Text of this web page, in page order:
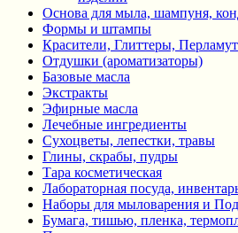
Основа для мыла, шампуня,
Формы и штампы
Красители, Глиттеры,
Отдушки (ароматизаторы)
Базовые масла
Экстракты
Эфирные масла
Лечебные ингредиенты
Сухоцветы, лепестки, травы
Глины, скрабы, пудры
Тара косметическая
Лабораторная посуда,
Наборы для мыловарения и
Бумага, тишью, пленка,